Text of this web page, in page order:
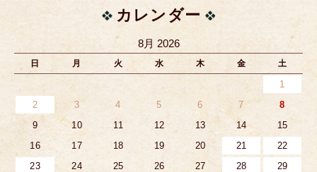
カレンダー
8月 2026
日 月 火 水 木 金 土
1
2
3 4 5 6 7
8
9
10 11 12 13 14
15
16
17 18 19 20 21
22
23
24 25 26 27 28
29